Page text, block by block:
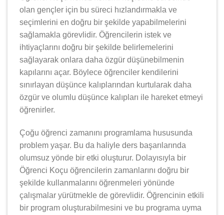
olan gençler için bu süreci hızlandırmakla ve
seçimlerini en doğru bir şekilde yapabilmelerini
sağlamakla görevlidir. Öğrencilerin istek ve
ihtiyaçlarını doğru bir şekilde belirlemelerini
sağlayarak onlara daha özgür düşünebilmenin
kapılarını açar. Böylece öğrenciler kendilerini
sınırlayan düşünce kalıplarından kurtularak daha
özgür ve olumlu düşünce kalıpları ile hareket etmeyi
öğrenirler.
Çoğu öğrenci zamanını programlama hususunda
problem yaşar. Bu da haliyle ders başarılarında
olumsuz yönde bir etki oluşturur. Dolayısıyla bir
Öğrenci Koçu öğrencilerin zamanlarını doğru bir
şekilde kullanmalarını öğrenmeleri yönünde
çalışmalar yürütmekle de görevlidir. Öğrencinin etkili
bir program oluşturabilmesini ve bu programa uyma